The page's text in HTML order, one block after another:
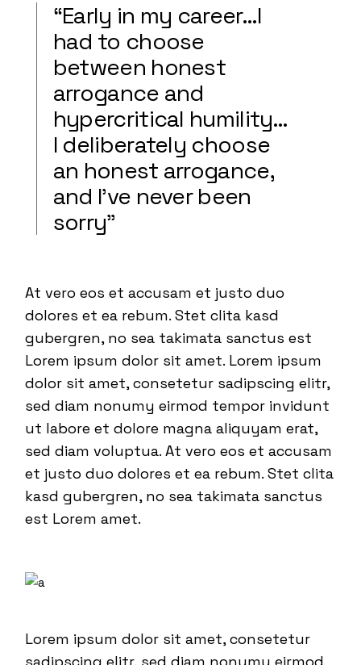
“Early in my career…I
had to choose
between honest
arrogance and
hypercritical humility…
I deliberately choose
an honest arrogance,
and I’ve never been
sorry”
At vero eos et accusam et justo duo
dolores et ea rebum. Stet clita kasd
gubergren, no sea takimata sanctus est
Lorem ipsum dolor sit amet. Lorem ipsum
dolor sit amet, consetetur sadipscing elitr,
sed diam nonumy eirmod tempor invidunt
ut labore et dolore magna aliquyam erat,
sed diam voluptua. At vero eos et accusam
et justo duo dolores et ea rebum. Stet clita
kasd gubergren, no sea takimata sanctus
est Lorem amet.
Lorem ipsum dolor sit amet, consetetur